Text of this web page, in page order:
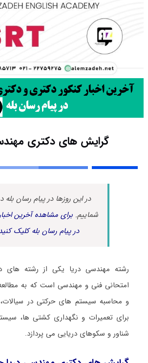
گرایش های دکتری
در این روزها در پیام رسان بله
شماییم.برای مشاهده آخرین
در پیام رسان بله کلیک
رشته ﻣﻬﻨﺪسی درﻳﺎ یکی از رشته های
امتحانی فنی و مهندسی است که به
و محاسبه سیستم های حرکتی در سیالات،
برای تعمیرات و نگهداری کشتی ها،
شناور و سکوهای دریایی می پردازد.